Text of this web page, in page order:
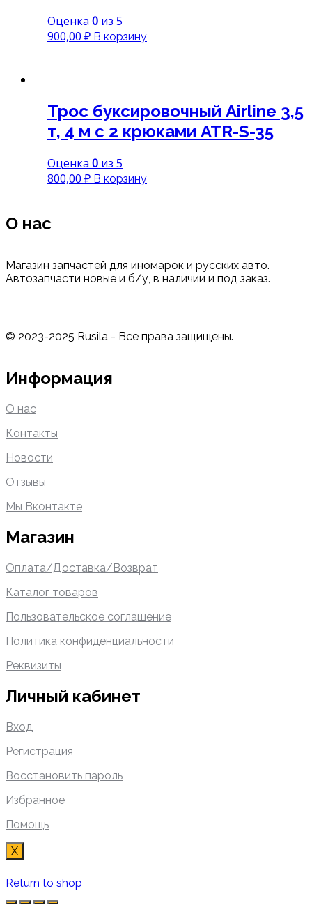
Оценка 0 из 5
900,00 ₽ В корзину
Трос буксировочный Airline 3,5
т, 4 м с 2 крюками ATR-S-35
Оценка 0 из 5
800,00 ₽ В корзину
О нас
Магазин запчастей для иномарок и русских авто.
Автозапчасти новые и б/у, в наличии и под заказ.
© 2023-2025 Rusila - Все права защищены.
Информация
О нас
Контакты
Новости
Отзывы
Мы Вконтакте
Магазин
Оплата/Доставка/Возврат
Каталог товаров
Пользовательское соглашение
Политика конфиденциальности
Реквизиты
Личный кабинет
Вход
Регистрация
Восстановить пароль
Избранное
Помощь
X
Return to shop